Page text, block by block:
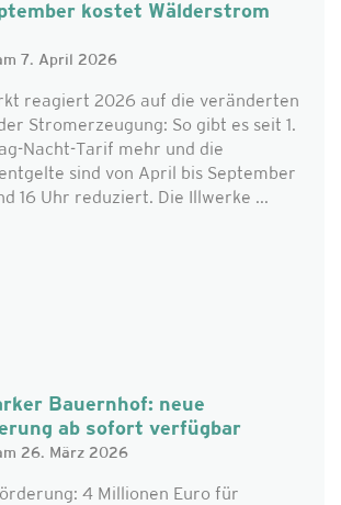
kostet Wälderstrom
7. April 2026
reagiert 2026 auf die veränderten
Stromerzeugung: So gibt es seit 1.
Nacht-Tarif mehr und die
sind von April bis September
16 Uhr reduziert. Die Illwerke ...
Bauernhof: neue
ab sofort verfügbar
26. März 2026
4 Millionen Euro für